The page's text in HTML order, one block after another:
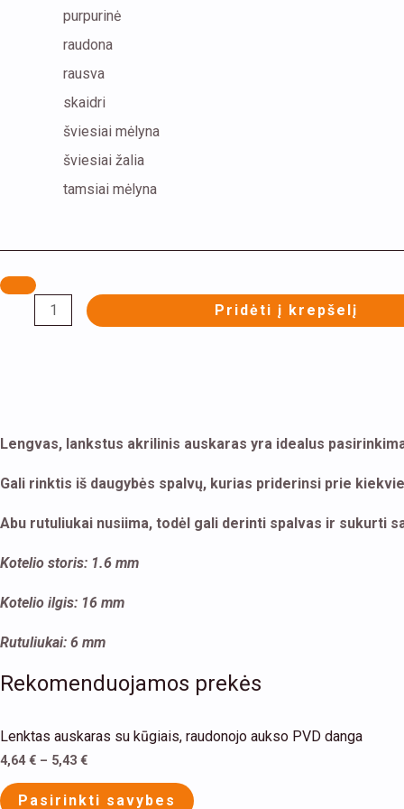
purpurinė
raudona
rausva
skaidri
šviesiai mėlyna
šviesiai žalia
tamsiai mėlyna
Pridėti į krepšelį
Lengvas, lankstus akrilinis auskaras yra idealus
Gali rinktis iš daugybės spalvų, kurias priderinsi prie
Abu rutuliukai nusiima, todėl gali derinti spalvas ir sukurti
Kotelio storis: 1.6 mm
Kotelio ilgis: 16 mm
Rutuliukai: 6 mm
Rekomenduojamos prekės
Lenktas auskaras su kūgiais, raudonojo aukso PVD danga
4,64€ – 5,43 €
Pasirinkti savybes
product
multiple